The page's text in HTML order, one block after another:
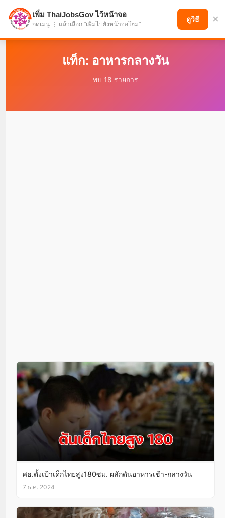
แบ่งปันโอกาส เพื่ออนาคตที่ก้าวหน้า
แท็ก: อาหารกลางวัน
พบ 18 รายการ
ศธ.ตั้งเป้าเด็กไทยสูง180ซม. ผลักดันอาหารเช้า-กลางวัน
7 ธ.ค. 2024
เพิ่ม ThaiJobsGov ไว้หน้าจอ
กดเมนู ⋮ แล้วเลือก "เพิ่มไปยังหน้าจอโฮม"
ดูวิธี ×